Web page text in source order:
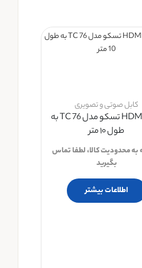
کابل صوتی و تصویری
کابل HDMI تسکو مدل TC 76 به
طول ۱۰ متر
به محدودیت کالا، لطفا تماس
بگیرید
اطلاعات بیشتر